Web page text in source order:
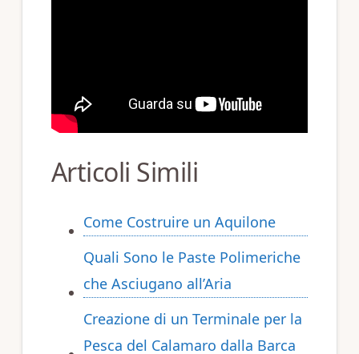
Articoli Simili
Come Costruire un Aquilone
Quali Sono le Paste Polimeriche
che Asciugano all’Aria
Creazione di un Terminale per la
Pesca del Calamaro dalla Barca